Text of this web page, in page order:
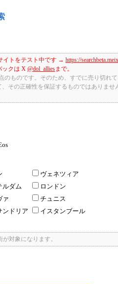
イトをテスト中です → https://
ックは X @dol_alliesまで。
のものです。そのため、すでに売り切れ
その正確性を保証するものではありませ
ヴェネツィア
ルダム
ロンドン
ァ
チュニス
ンドリア
イスタンブール
対象になります。